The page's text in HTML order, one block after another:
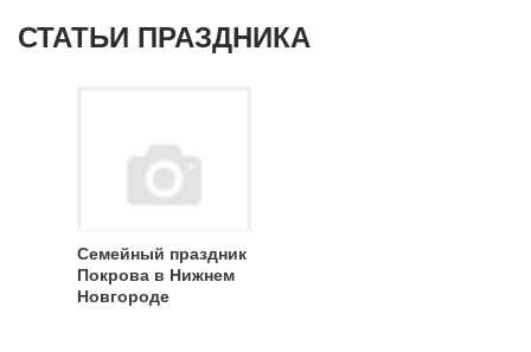
СТАТЬИ ПРАЗДНИКА
Семейный праздник
Покрова в Нижнем
Новгороде